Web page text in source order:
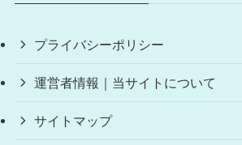
プライバシーポリシー
運営者情報｜当サイトについて
サイトマップ